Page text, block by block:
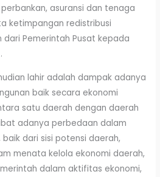
asuransi dan tenaga
ketimpangan redistribusi
Pemerintah Pusat kepada
lahir adalah dampak adanya
baik secara ekonomi
satu daerah dengan daerah
adanya perbedaan dalam
dari sisi potensi daerah,
menata kelola ekonomi daerah,
dalam aktifitas ekonomi,